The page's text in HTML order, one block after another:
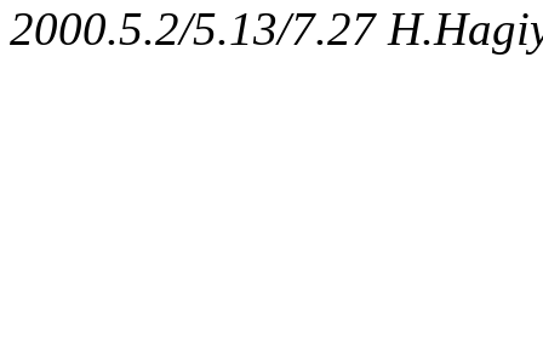
2000.5.2/5.13/7.27